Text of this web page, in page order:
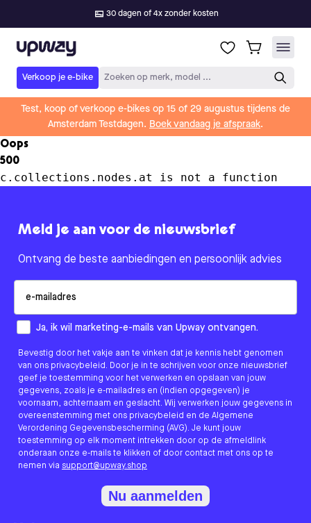
30 dagen of 4x zonder kosten
Upway
Verkoop je e-bike Zoeken op merk, model ...
Test, koop of verkoop e-bikes op 15 of 29 augustus tijdens de
Amsterdam Testdagen. Boek vandaag je afspraak.
Oops
500
c.collections.nodes.at is not a function
Meld je aan voor de nieuwsbrief
Ontvang de beste aanbiedingen en persoonlijk advies
How would you like to hear from us?
Ja, ik wil marketing-e-mails van Upway ontvangen.
Bevestig door het vakje aan te vinken dat je kennis hebt genomen
van ons privacybeleid. Door je in te schrijven voor onze nieuwsbrief
geef je toestemming voor het verwerken en opslaan van jouw
gegevens, zoals je e-mailadres en (indien opgegeven) je
voornaam, achternaam en geslacht. Wij verwerken jouw gegevens in
overeenstemming met ons privacybeleid en de Algemene
Verordening Gegevensbescherming (AVG). Je kunt jouw
toestemming op elk moment intrekken door op de afmeldlink
onderaan onze e-mails te klikken of door contact met ons op te
nemen via support@upway.shop
Nu aanmelden